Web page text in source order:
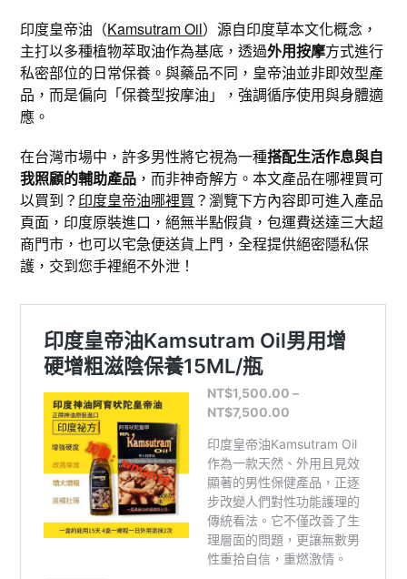
印度皇帝油（Kamsutram Oil）源自印度草本文化概念，
主打以多種植物萃取油作為基底，透過外用按摩方式進行
私密部位的日常保養。與藥品不同，皇帝油並非即效型產
品，而是偏向「保養型按摩油」，強調循序使用與身體適
應。
在台灣市場中，許多男性將它視為一種搭配生活作息與自
我照顧的輔助產品 ，而非神奇解方。本文產品在哪裡買可
以買到？ 印度皇帝油哪裡買 ？瀏覽下方內容即可進入產品
頁面，印度原裝進口，絕無半點假貨，包運費送達三大超
商門市，也可以宅急便送貨上門，全程提供絕密隱私保
護，交到您手裡絕不外泄！